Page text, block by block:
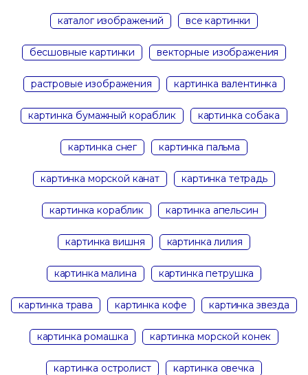
каталог изображений все картинки
бесшовные картинки векторные изображения
растровые изображения картинка валентинка
картинка бумажный кораблик картинка собака
картинка снег картинка пальма
картинка морской канат картинка тетрадь
картинка кораблик картинка апельсин
картинка вишня картинка лилия
картинка малина картинка петрушка
картинка трава картинка кофе картинка звезда
картинка ромашка картинка морской конек
картинка остролист картинка овечка